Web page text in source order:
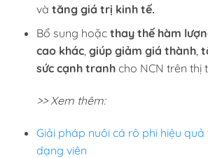
và tăng giá trị kinh tế.
Bổ sung hoặc thay thế hàm
cao khác, giúp giảm giá thành,
sức cạnh tranhcho NCN trên thị
>> Xem thêm:
Giải pháp nuôi cá rô phi hiệu
dạng viên